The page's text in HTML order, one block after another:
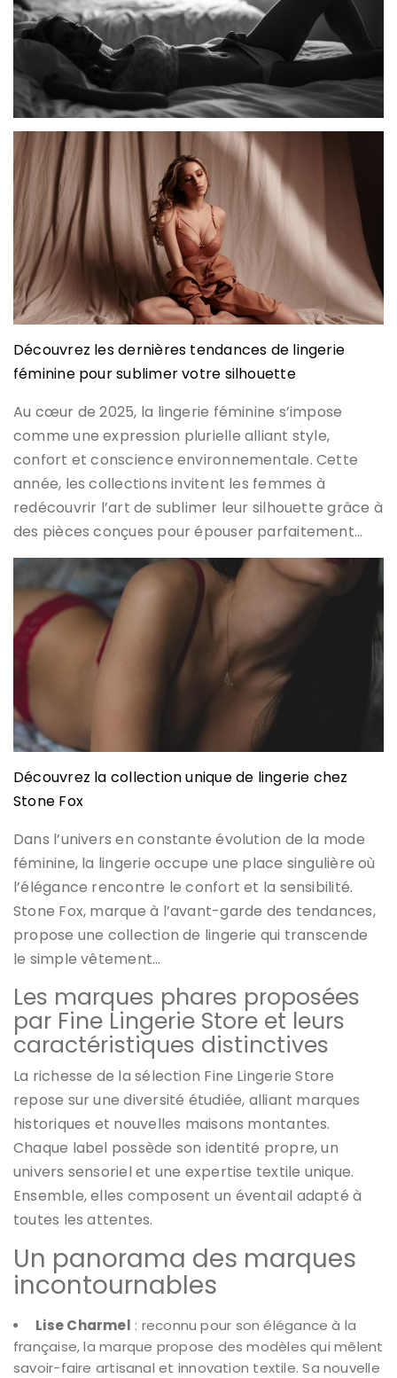
Découvrez les dernières tendances de lingerie
féminine pour sublimer votre silhouette
Au cœur de 2025, la lingerie féminine s’impose
comme une expression plurielle alliant style,
confort et conscience environnementale. Cette
année, les collections invitent les femmes à
redécouvrir l’art de sublimer leur silhouette grâce à
des pièces conçues pour épouser parfaitement…
Découvrez la collection unique de lingerie chez
Stone Fox
Dans l’univers en constante évolution de la mode
féminine, la lingerie occupe une place singulière où
l’élégance rencontre le confort et la sensibilité.
Stone Fox, marque à l’avant-garde des tendances,
propose une collection de lingerie qui transcende
le simple vêtement…
Les marques phares proposées
par Fine Lingerie Store et leurs
caractéristiques distinctives
La richesse de la sélection Fine Lingerie Store
repose sur une diversité étudiée, alliant marques
historiques et nouvelles maisons montantes.
Chaque label possède son identité propre, un
univers sensoriel et une expertise textile unique.
Ensemble, elles composent un éventail adapté à
toutes les attentes.
Un panorama des marques
incontournables
Lise Charmel : reconnu pour son élégance à la
française, la marque propose des modèles qui mêlent
savoir-faire artisanal et innovation textile. Sa nouvelle